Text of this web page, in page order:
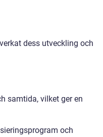
dess utveckling och
samtida, vilket ger en
och